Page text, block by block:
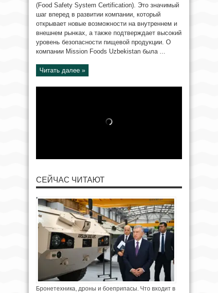
(Food Safety System Certification). Это значимый
шаг вперед в развитии компании, который
открывает новые возможности на внутреннем и
внешнем рынках, а также подтверждает высокий
уровень безопасности пищевой продукции. О
компании Mission Foods Uzbekistan была ...
Читать далее »
СЕЙЧАС ЧИТАЮТ
Бронетехника, дроны и боеприпасы. Что входит в